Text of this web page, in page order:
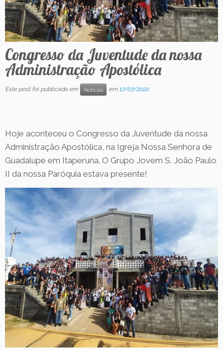
Congresso da Juventude da nossa
Administração Apostólica
Este post foi publicado em Notícias em 17/07/2022
Hoje aconteceu o Congresso da Juventude da nossa
Administração Apostólica, na Igreja Nossa Senhora de
Guadalupe em Itaperuna. O Grupo Jovem S. João Paulo
II da nossa Paróquia estava presente!